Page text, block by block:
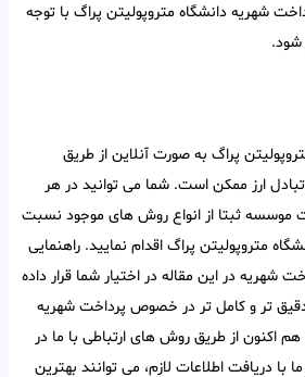
شهریه دانشگاه متروپولیتن پراگ با توجه
شود.
پراگ به صورت آنلاین از طریق
ارز ممکن است. شما می توانید در هر
موسسه ثبتا از انواع روش های موجود نسبت
متروپولیتن پراگ اقدام نمایید. راهنمایی
شهریه در این مقاله در اختیار شما قرار داده
تر و کامل تر در خصوص پرداخت شهریه
هم اکنون از طریق روش های ارتباطی با ما در
دریافت اطلاعات لازم، می توانند بهترین